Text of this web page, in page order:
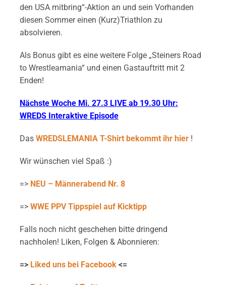
den USA mitbring“-Aktion an und sein Vorhanden
diesen Sommer einen (Kurz)Triathlon zu
absolvieren.
Als Bonus gibt es eine weitere Folge „Steiners Road
to Wrestleamania“ und einen Gastauftritt mit 2
Enden!
Nächste Woche Mi. 27.3 LIVE ab 19.30 Uhr:
WREDS Interaktive Episode
Das WREDSLEMANIA T-Shirt bekommt ihr hier!
Wir wünschen viel Spaß :)
=> NEU – Männerabend Nr. 8
=> WWE PPV Tippspiel auf Kicktipp
Falls noch nicht geschehen bitte dringend
nachholen! Liken, Folgen & Abonnieren:
=> Liked uns bei Facebook <=